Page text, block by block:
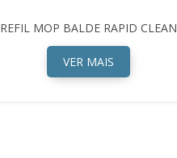
REFIL MOP BALDE RAPID CLEAN
VER MAIS